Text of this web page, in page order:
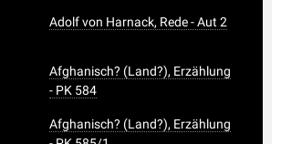
Adolf von Harnack, Rede - Aut 2
Afghanisch? (Land?), Erzählung
- PK 584
Afghanisch? (Land?), Erzählung